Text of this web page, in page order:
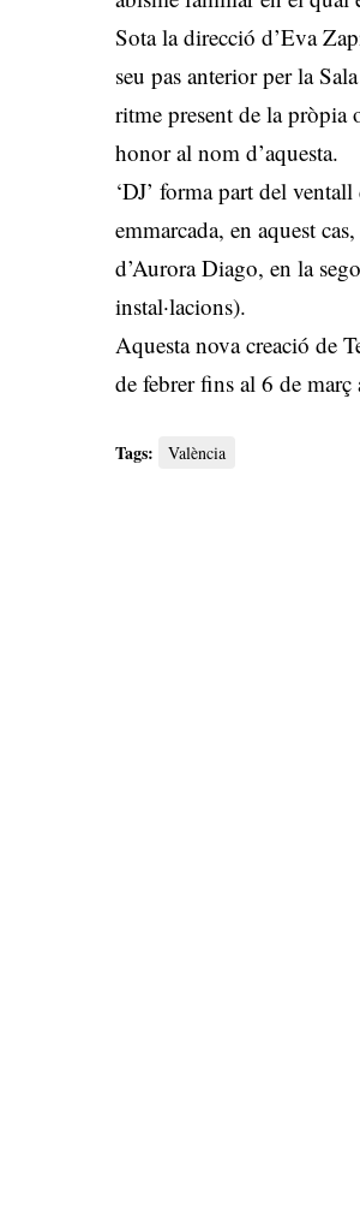
Sota la direcció d’Eva
seu pas anterior per la
ritme present de la pròpia
honor al nom d’aquesta.
‘DJ’ forma part del
emmarcada, en aquest
d’Aurora Diago, en la
instal·lacions).
Aquesta nova creació de
de febrer fins al 6 de març
Tags: València